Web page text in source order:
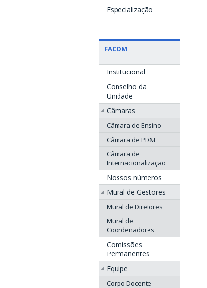
Especialização
FACOM
Institucional
Conselho da
Unidade
Câmaras
Câmara de Ensino
Câmara de PD&I
Câmara de
Internacionalização
Nossos números
Mural de Gestores
Mural de Diretores
Mural de
Coordenadores
Comissões
Permanentes
Equipe
Corpo Docente